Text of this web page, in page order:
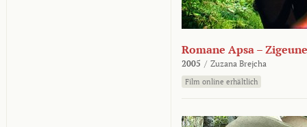
Romane Apsa –
2005 / Zuzana Brejcha
Film online erhältlich